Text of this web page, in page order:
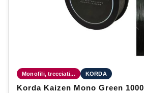
Monofili, trecciati... KORDA
Korda Kaizen Mono Green